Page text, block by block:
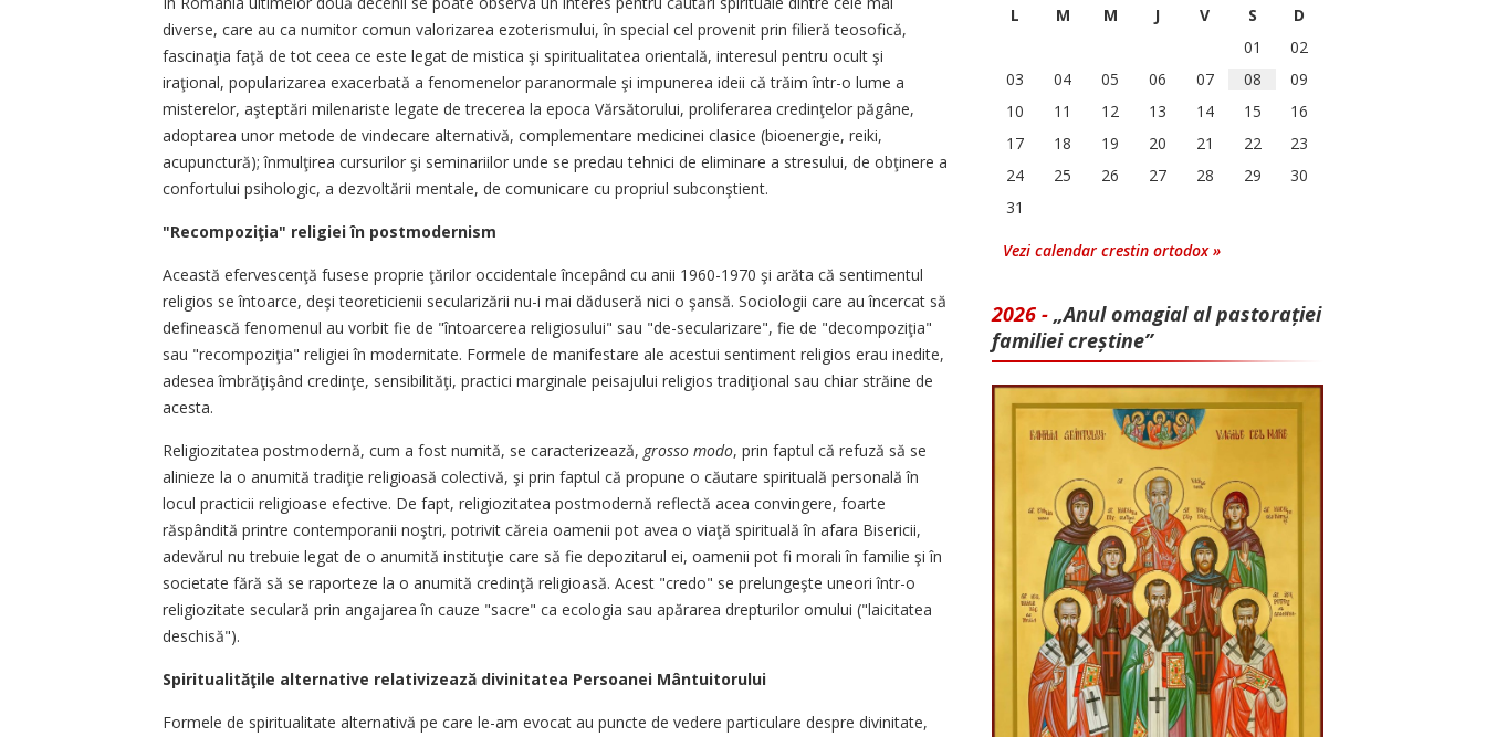
diverse, care au ca numitor comun valorizarea ezoterismului, în special cel provenit prin filieră teosofică,
fascinaţia faţă de tot ceea ce este legat de mistica şi spiritualitatea orientală, interesul pentru ocult şi
iraţional, popularizarea exacerbată a fenomenelor paranormale şi impunerea ideii că trăim într-o lume a
misterelor, aşteptări milenariste legate de trecerea la epoca Vărsătorului, proliferarea credinţelor păgâne,
adoptarea unor metode de vindecare alternativă, complementare medicinei clasice (bioenergie, reiki,
acupunctură); înmulţirea cursurilor şi seminariilor unde se predau tehnici de eliminare a stresului, de obţinere a
confortului psihologic, a dezvoltării mentale, de comunicare cu propriul subconştient.
"Recompoziţia" religiei în postmodernism
Această efervescenţă fusese proprie ţărilor occidentale începând cu anii 1960-1970 şi arăta că sentimentul
religios se întoarce, deşi teoreticienii secularizării nu-i mai dăduseră nici o şansă. Sociologii care au încercat să
definească fenomenul au vorbit fie de "întoarcerea religiosului" sau "de-secularizare", fie de "decompoziţia"
sau "recompoziţia" religiei în modernitate. Formele de manifestare ale acestui sentiment religios erau inedite,
adesea îmbrăţişând credinţe, sensibilităţi, practici marginale peisajului religios tradiţional sau chiar străine de
acesta.
Religiozitatea postmodernă, cum a fost numită, se caracterizează, grosso modo, prin faptul că refuză să se
alinieze la o anumită tradiţie religioasă colectivă, şi prin faptul că propune o căutare spirituală personală în
locul practicii religioase efective. De fapt, religiozitatea postmodernă reflectă acea convingere, foarte
răspândită printre contemporanii noştri, potrivit căreia oamenii pot avea o viaţă spirituală în afara Bisericii,
adevărul nu trebuie legat de o anumită instituţie care să fie depozitarul ei, oamenii pot fi morali în familie şi în
societate fără să se raporteze la o anumită credinţă religioasă. Acest "credo" se prelungeşte uneori într-o
religiozitate seculară prin angajarea în cauze "sacre" ca ecologia sau apărarea drepturilor omului ("laicitatea
deschisă").
Spiritualităţile alternative relativizează divinitatea Persoanei Mântuitorului
Formele de spiritualitate alternativă pe care le-am evocat au puncte de vedere particulare despre divinitate,
L M M J V S
D
01
02
03
04 05 06 07 08
09
10
11 12 13 14 15
16
17
18 19 20 21 22
23
24
25 26 27 28 29
30
31
Vezi calendar crestin ortodox »
2026 - „Anul omagial al pastorației
familiei creștine”